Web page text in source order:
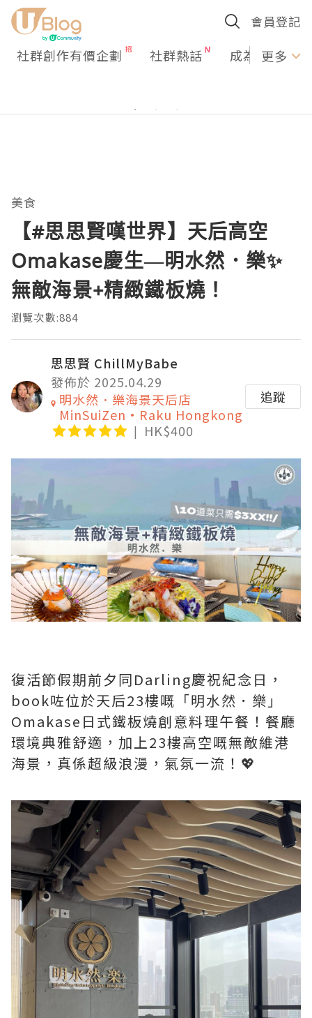
會員登記
社群創作有價企劃 社群熱話 成為U更多
美食
【#思思賢嘆世界】天后高空
Omakase慶生—明水然．樂✨
無敵海景+精緻鐵板燒！
瀏覽次數:884
思思賢 ChillMyBabe
發佈於 2025.04.29
明水然．樂海景天后店
MinSuiZen•Raku Hongkong
HK$400
追蹤
復活節假期前夕同Darling慶祝紀念日，
book咗位於天后23樓嘅「明水然．樂」
Omakase日式鐵板燒創意料理午餐！餐廳
環境典雅舒適，加上23樓高空嘅無敵維港
海景，真係超級浪漫，氣氛一流！💖